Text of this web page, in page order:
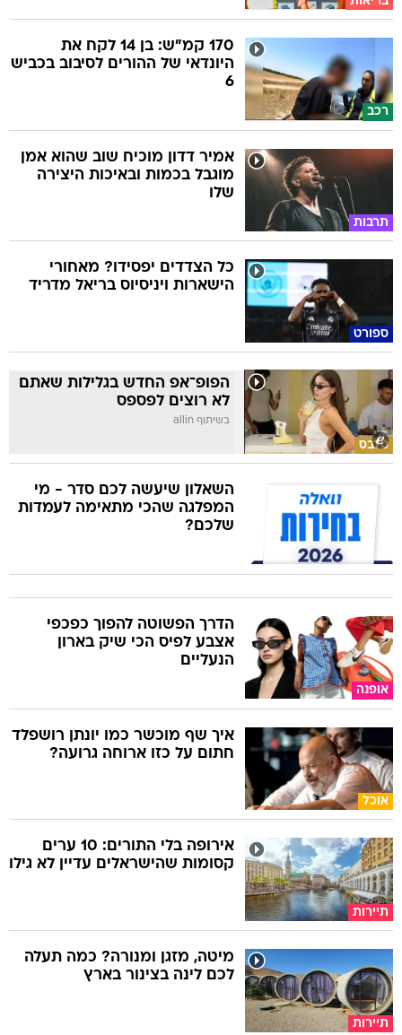
רכב
170 קמ"ש: בן 14 לקח את
היונדאי של ההורים לסיבוב בכביש
6
תרבות
אמיר דדון מוכיח שוב שהוא אמן
מוגבל בכמות ובאיכות היצירה
שלו
ספורט
כל הצדדים יפסידו? מאחורי
הישארות ויניסיוס בריאל מדריד
סלבס
הפופ־אפ החדש בגלילות שאתם
לא רוצים לפספס
בשיתוף allin
השאלון שיעשה לכם סדר - מי
המפלגה שהכי מתאימה לעמדות
שלכם?
אופנה
הדרך הפשוטה להפוך כפכפי
אצבע לפיס הכי שיק בארון
הנעליים
אוכל
איך שף מוכשר כמו יונתן רושפלד
חתום על כזו ארוחה גרועה?
תיירות
אירופה בלי התורים: 10 ערים
קסומות שהישראלים עדיין לא גילו
תיירות
מיטה, מזגן ומנורה? כמה תעלה
לכם לינה בצינור בארץ